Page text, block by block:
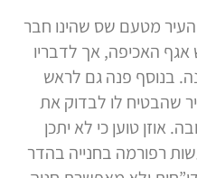
העיר מטעם שס שהינו חבר
אגף האכיפה, אך לדבריו
בנוסף פנה גם לראש
שהבטיח לו לבדוק את
אוזן טוען כי לא יתכן
רפורמה בחנייה בהדר